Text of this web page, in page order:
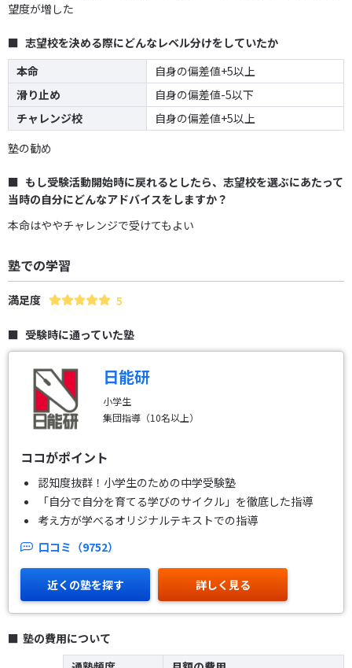
望度が増した
志望校を決める際にどんなレベル分けをしていたか
本命
自身の偏差値+5以上
滑り止め
自身の偏差値-5以下
チャレンジ校
自身の偏差値+5以上
塾の勧め
もし受験活動開始時に戻れるとしたら、志望校を選ぶにあたって
当時の自分にどんなアドバイスをしますか？
本命はややチャレンジで受けてもよい
塾での学習
満足度 5
受験時に通っていた塾
日能研
小学生
集団指導（10名以上）
ココがポイント
認知度抜群！小学生のための中学受験塾
「自分で自分を育てる学びのサイクル」を徹底した指導
考え方が学べるオリジナルテキストでの指導
口コミ（9752）
近くの塾を探す 詳しく見る
塾の費用について